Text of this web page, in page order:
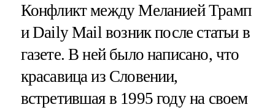
Конфликт между Меланией Трамп
и Daily Mail возник после статьи в
газете. В ней было написано, что
красавица из Словении,
встретившая в 1995 году на своем